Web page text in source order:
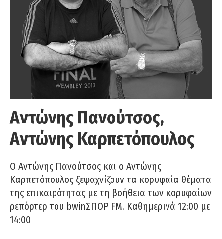
Αντώνης Πανούτσος,
Αντώνης Καρπετόπουλος
Ο Αντώνης Πανούτσος και ο Αντώνης
Καρπετόπουλος ξεψαχνίζουν τα κορυφαία θέματα
της επικαιρότητας με τη βοήθεια των κορυφαίων
ρεπόρτερ του bwinΣΠΟΡ FM. Καθημερινά 12:00 με
14:00